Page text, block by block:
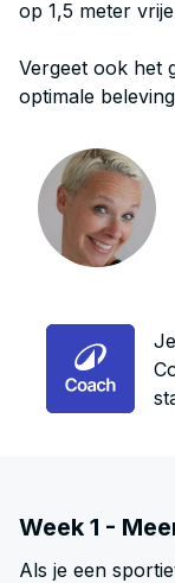
op 1,5 meter
Vergeet ook het
optimale
Week 1 -
Als je een